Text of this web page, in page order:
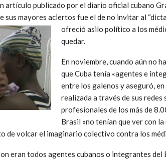
artículo publicado por el diario oficial cubano
sus mayores aciertos fue el de no invitar al “dict
ofreció asilo político a los
quedar.
En noviembre, cuando aún no
que Cuba tenía «agentes e
entre los galenos y aseguró,
realizada a través de sus redes
profesionales de los más de
Brasil «no tenían que ver con
de volcar el imaginario colectivo contra los
eran todos agentes cubanos o integrantes del